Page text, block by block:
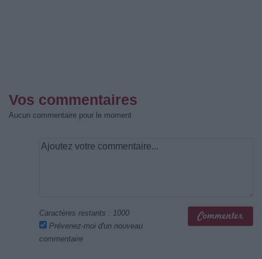
Vos commentaires
Aucun commentaire pour le moment
Caractères restants : 1000
Prévenez-moi d'un nouveau
commentaire